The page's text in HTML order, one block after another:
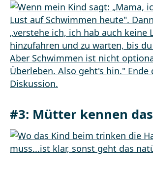
#3: Mütter kennen das